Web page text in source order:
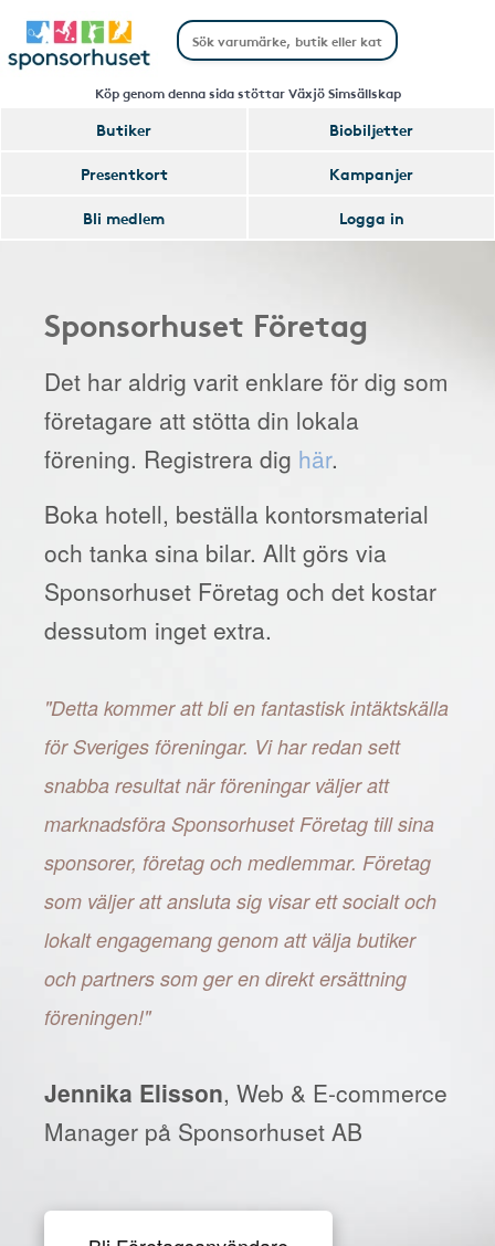
Köp genom denna sida stöttar Växjö Simsällskap
Butiker
Biobiljetter
Presentkort
Kampanjer
Bli medlem
Logga in
Sponsorhuset Företag
Det har aldrig varit enklare för dig som
företagare att stötta din lokala
förening. Registrera dig här.
Boka hotell, beställa kontorsmaterial
och tanka sina bilar. Allt görs via
Sponsorhuset Företag och det kostar
dessutom inget extra.
"Detta kommer att bli en fantastisk intäktskälla
för Sveriges föreningar. Vi har redan sett
snabba resultat när föreningar väljer att
marknadsföra Sponsorhuset Företag till sina
sponsorer, företag och medlemmar. Företag
som väljer att ansluta sig visar ett socialt och
lokalt engagemang genom att välja butiker
och partners som ger en direkt ersättning
föreningen!"
Jennika Elisson, Web & E-commerce
Manager på Sponsorhuset AB